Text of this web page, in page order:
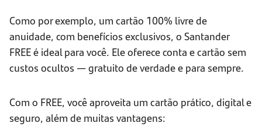
Como por exemplo, um cartão 100% livre de
anuidade, com benefícios exclusivos, o Santander
FREE é ideal para você. Ele oferece conta e cartão sem
custos ocultos — gratuito de verdade e para sempre.
Com o FREE, você aproveita um cartão prático, digital e
seguro, além de muitas vantagens: